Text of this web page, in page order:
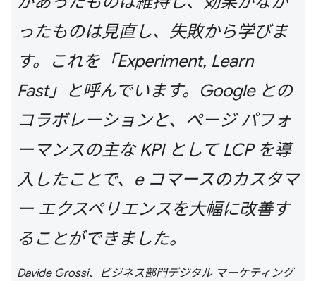
ったものは見直し、失敗から学びま
す。これを「Experiment, Learn
Fast」と呼んでいます。Google との
コラボレーションと、ページ パフォ
ーマンスの主な KPI として LCP を導
入したことで、e コマースのカスタマ
ー エクスペリエンスを大幅に改善す
ることができました。
Davide Grossi、ビジネス部門デジタル マーケティング